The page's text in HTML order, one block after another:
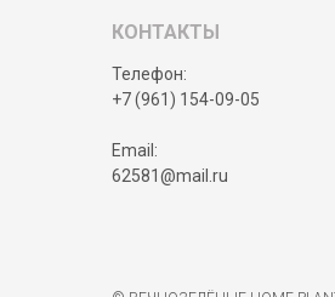
КОНТАКТЫ
Телефон:
+7 (961) 154-09-05
Email:
62581@mail.ru